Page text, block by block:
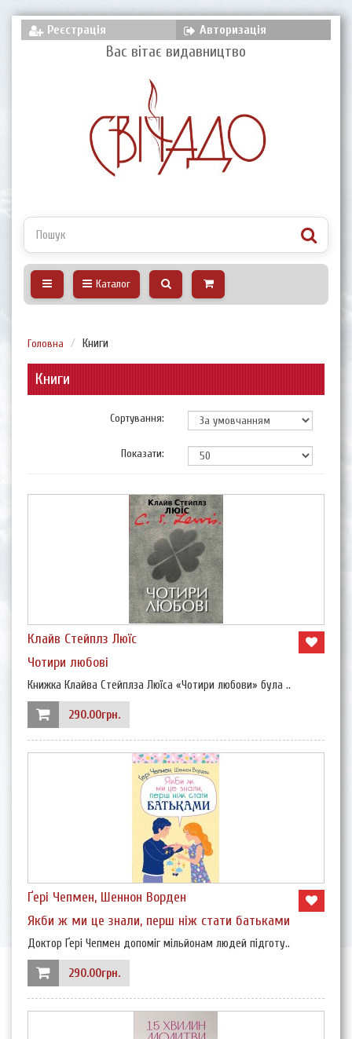
Реєстрація Авторизація
Вас вітає видавництво
Каталог
Головна Книги
Книги
Сортування:
Показати:
Клайв Стейплз Люїс
Чотири любові
Книжка Клайва Стейплза Люїса «Чотири любови» була ..
290.00грн.
Ґері Чепмен, Шеннон Ворден
Якби ж ми це знали, перш ніж стати батьками
Доктор Ґері Чепмен допоміг мільйонам людей підготу..
290.00грн.